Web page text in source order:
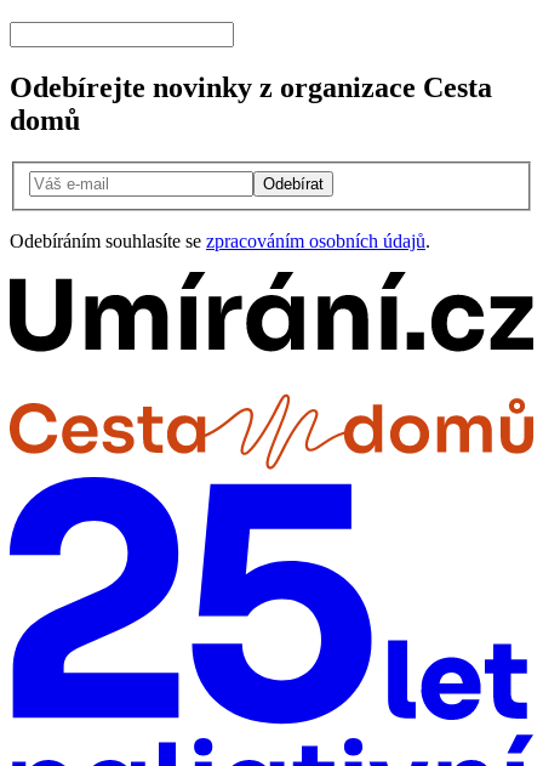
Odebírejte novinky z organizace Cesta
domů
Odebírat
Odebíráním souhlasíte se zpracováním osobních údajů.